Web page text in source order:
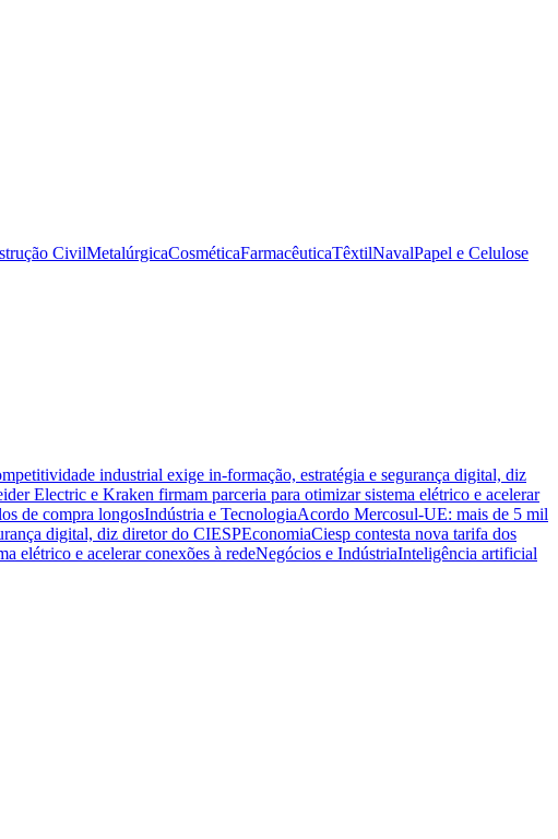
CivilMetalúrgicaCosméticaFarmacêuticaTêxtilNavalPapel e Celulose
industrial exige in-formação, estratégia e segurança digital, diz
Electric e Kraken firmam parceria para otimizar sistema elétrico e acelerar
de compra longosIndústria e TecnologiaAcordo Mercosul-UE: mais de 5 mil
digital, diz diretor do CIESPEconomiaCiesp contesta nova tarifa dos
elétrico e acelerar conexões à redeNegócios e IndústriaInteligência artificial